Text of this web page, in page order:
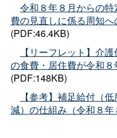
令和８年８月からの
費の見直しに係る周知
(PDF:46.4KB)
【リーフレット】介
の食費・居住費が令和
(PDF:148KB)
【参考】補足給付（
減）の仕組み（令和８年